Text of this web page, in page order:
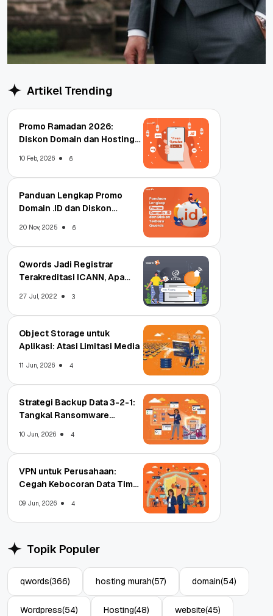
Artikel Trending
Promo Ramadan 2026:
Diskon Domain dan Hosting
10 Feb, 2026 6
Panduan Lengkap Promo
Domain .ID dan Diskon
20 Nov, 2025 6
Qwords Jadi Registrar
Terakreditasi ICANN, Apa
27 Jul, 2022 3
Object Storage untuk
Aplikasi: Atasi Limitasi Media
11 Jun, 2026 4
Strategi Backup Data 3-2-1:
Tangkal Ransomware
10 Jun, 2026 4
VPN untuk Perusahaan:
Cegah Kebocoran Data Tim
09 Jun, 2026 4
Topik Populer
qwords(366) hosting murah(57) domain(54)
Wordpress(54) Hosting(48) website(45)